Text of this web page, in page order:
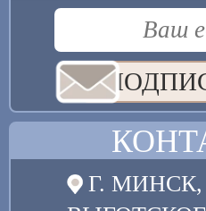
Г. МИНСК,